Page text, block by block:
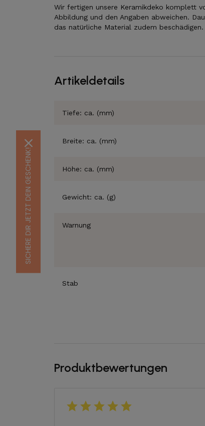
Wir fertigen unsere Keramikdeko komplett
Abbildung und den Angaben abweichen.
das natürliche Material zudem beschädigen.
Artikeldetails
Tiefe: ca. (mm)
Breite: ca. (mm)
Höhe: ca. (mm)
Gewicht: ca. (g)
Warnung
Stab
Produktbewertungen